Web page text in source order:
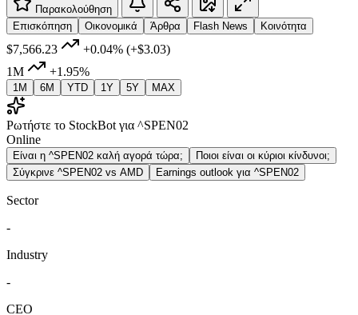
Παρακολούθηση
Επισκόπηση
Οικονομικά Άρθρα Flash News Κοινότητα
$7,566.23 +0.04% (+$3.03)
1M
+1.95%
1M 6M YTD 1Y 5Y MAX
Ρωτήστε το StockBot για ^SPEN02
Online
Είναι η ^SPEN02 καλή αγορά τώρα;
Ποιοι είναι οι κύριοι κίνδυνοι;
Σύγκρινε ^SPEN02 vs AMD
Earnings outlook για ^SPEN02
Sector
-
Industry
-
CEO